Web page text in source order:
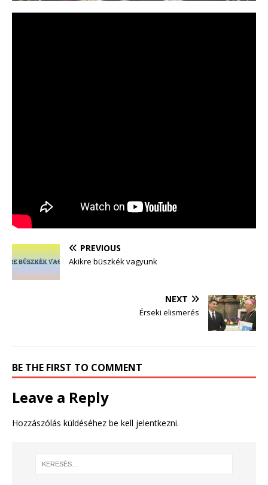
PREVIOUS
Akikre büszkék vagyunk
NEXT
Érseki elismerés
BE THE FIRST TO COMMENT
Leave a Reply
Hozzászólás küldéséhez be kell jelentkezni.